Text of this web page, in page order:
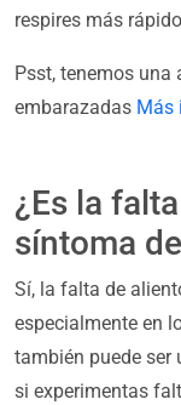
respires más
Psst, tenemos
embarazadas Más
¿Es la
síntoma
Sí, la falta de
especialmente en
también puede ser
si experimentas